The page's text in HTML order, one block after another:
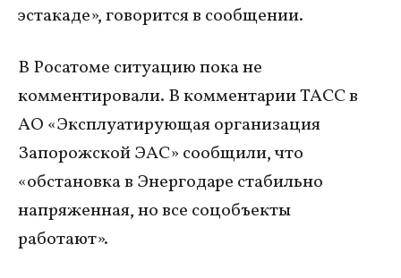
эстакаде», говорится в сообщении.
В Росатоме ситуацию пока не
комментировали. В комментарии ТАСС в
АО «Эксплуатирующая организация
Запорожской ЭАС» сообщили, что
«обстановка в Энергодаре стабильно
напряженная, но все соцобъекты
работают».